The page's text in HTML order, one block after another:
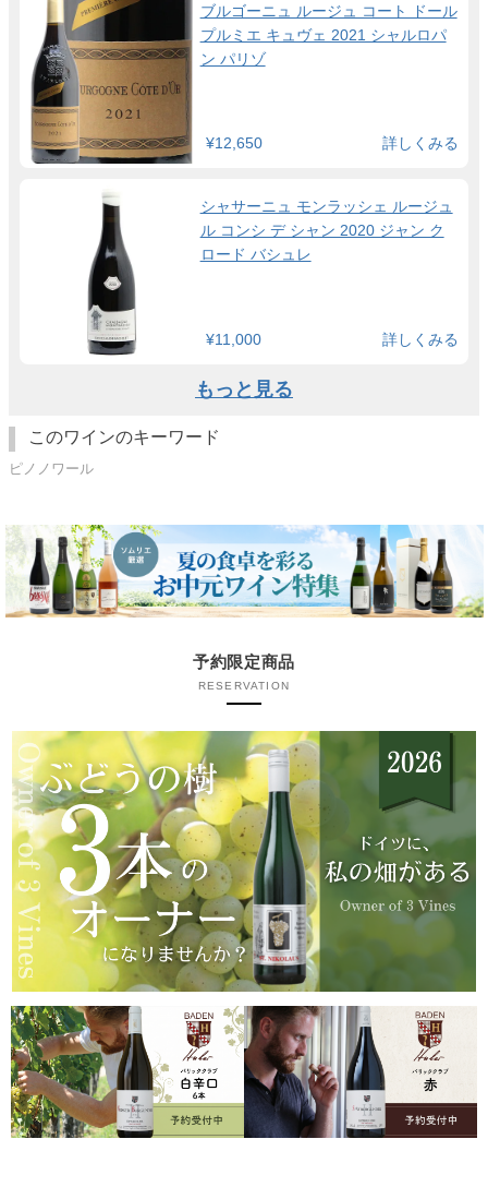
ブルゴーニュ ルージュ コート ドール
プルミエ キュヴェ 2021 シャルロパ
ン パリゾ
¥12,650 詳しくみる
シャサーニュ モンラッシェ ルージュ
ル コンシ デ シャン 2020 ジャン ク
ロード バシュレ
¥11,000 詳しくみる
もっと見る
このワインのキーワード
ピノノワール
予約限定商品
RESERVATION